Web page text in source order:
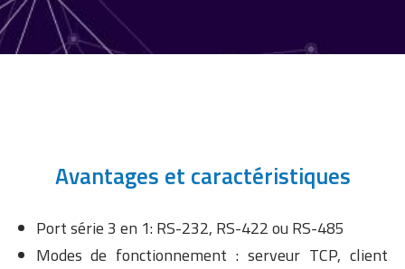
Avantages et caractéristiques
Port série 3 en 1: RS-232, RS-422 ou RS-485
Modes de fonctionnement : serveur TCP, client